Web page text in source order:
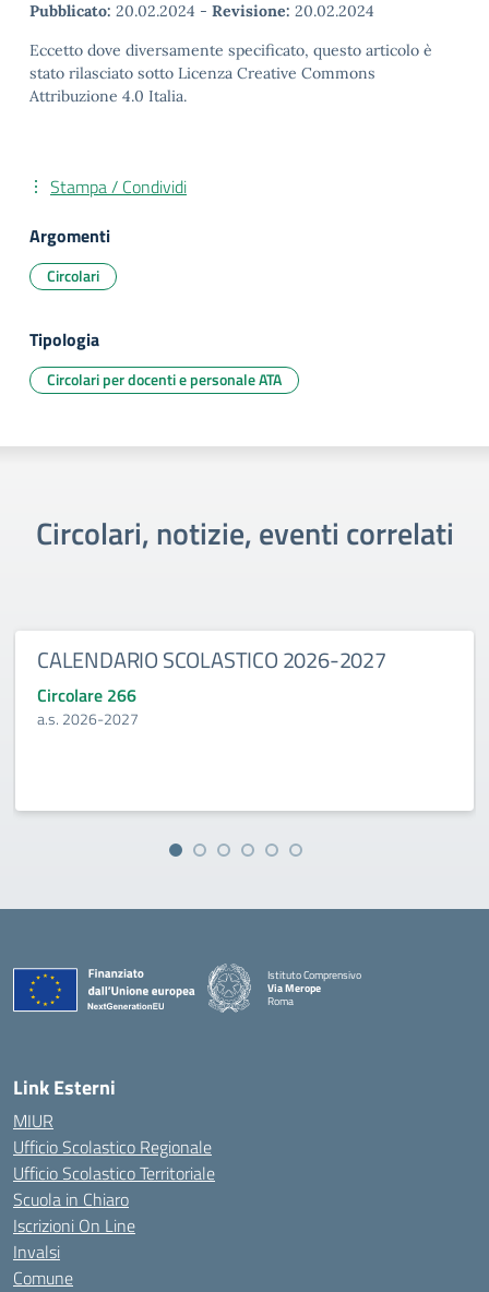
Pubblicato: 20.02.2024 - Revisione: 20.02.2024
Eccetto dove diversamente specificato, questo articolo è
stato rilasciato sotto Licenza Creative Commons
Attribuzione 4.0 Italia.
Stampa / Condividi
Argomenti
Circolari
Tipologia
Circolari per docenti e personale ATA
Circolari, notizie, eventi correlati
CALENDARIO SCOLASTICO 2026-2027
Circolare 266
a.s. 2026-2027
Istituto Comprensivo
Via Merope
Roma
Link Esterni
MIUR
Ufficio Scolastico Regionale
Ufficio Scolastico Territoriale
Scuola in Chiaro
Iscrizioni On Line
Invalsi
Comune